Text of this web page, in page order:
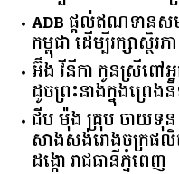
ADB ផ្តល់ឥណទានស
កម្ពុជា ដើម្បីរក្សាស្ថិរភ
អ៊ឹង វីនីកា កូនស្រីពៅ
ដូចព្រះនាងក្នុងព្រេ
ជីប ម៉ុង គ្រុប ចាយទុ
សាងសង់រោងចក្រផលិ
ដង្កោ រាជធានីភ្នំពេញ